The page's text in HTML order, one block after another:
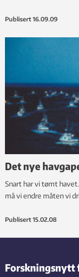
Publisert 16.09.09
Det nye
Snart har vi tømt
må vi endre måten vi
Publisert 15.02.08
Forskningsnytt